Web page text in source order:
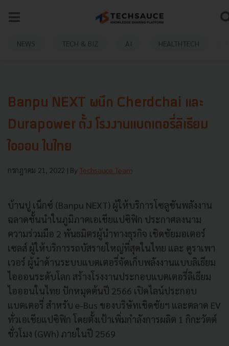
NEWS TECH & BIZ AI HEALTHTECH
Banpu NEXT ผนึก Cherdchai และ
Durapower ตั้ง โรงงานแบตเตอรี่ลิเธียม
ไอออน ในไทย
กรกฎาคม 21, 2022 | By Techsauce Team
บ้านปู เน็กซ์ (Banpu NEXT) ผู้ให้บริการโซลูชันพลังงาน
ฉลาดชั้นนำในภูมิภาคเอเชียแปซิฟิก ประกาศลงนาม
ความร่วมมือ 2 พันธมิตรผู้นำทางธุรกิจ เชิดชัยมอเตอร์
เซลส์ ผู้ให้บริการรถบัสรายใหญ่ที่สุดในไทย และ ดูราเพา
เวอร์ ผู้นำด้านระบบแบตเตอรี่จัดเก็บพลังงานแบบลิเธียม
ไอออนระดับโลก สร้างโรงงานประกอบแบตเตอรี่ลิเธียม
ไอออนในไทย ปักหมุดต้นปี 2566 เปิดไลน์ประกอบ
แบตเตอรี่ สำหรับ e-Bus ของบริษัทเชิดชัยฯ และตลาด EV
ทั่วเอเชียแปซิฟิก โดยตั้งเป้าเพิ่มกำลังการผลิต 1 กิกะวัตต์
ชั่วโมง (GWh) ภายในปี 2569